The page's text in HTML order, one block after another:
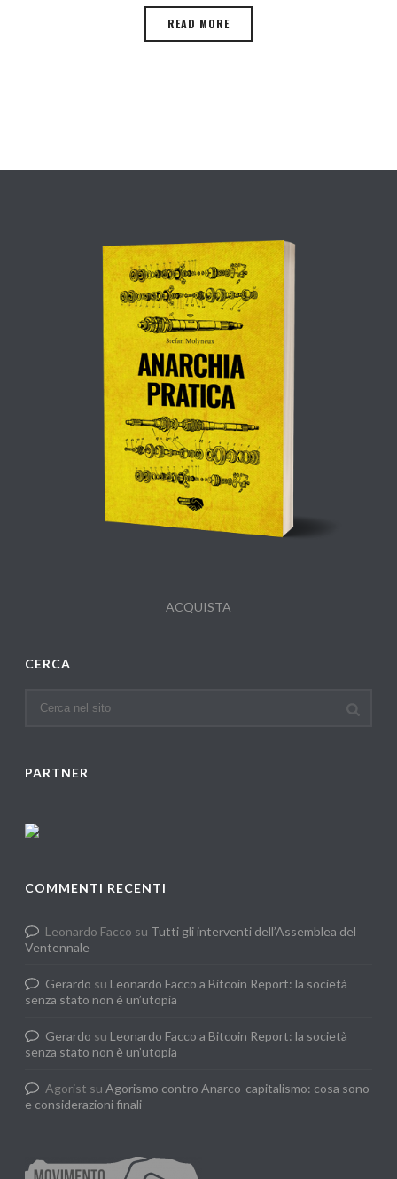
READ MORE
ACQUISTA
CERCA
PARTNER
COMMENTI RECENTI
Leonardo Facco su Tutti gli interventi dell’Assemblea del
Ventennale
Gerardo su Leonardo Facco a Bitcoin Report: la società
senza stato non è un’utopia
Gerardo su Leonardo Facco a Bitcoin Report: la società
senza stato non è un’utopia
Agorist suAgorismo contro Anarco-capitalismo: cosa sono
e considerazioni finali